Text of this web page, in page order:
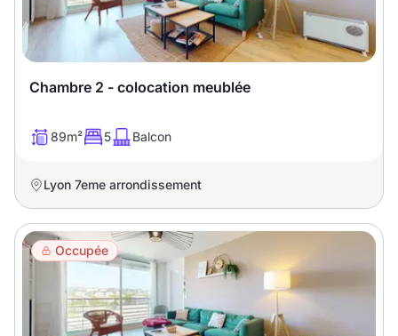
Chambre 2 - colocation meublée
89m² 5 Balcon
Lyon 7eme arrondissement
Occupée